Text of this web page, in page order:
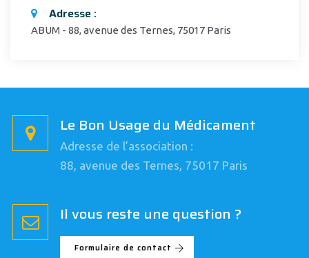
Adresse :
ABUM - 88, avenue des Ternes, 75017 Paris
Le Bon Usage du Médicament
Adresse de l’association :
88, avenue des Ternes, 75017 Paris
Il vous reste une question ?
Formulaire de contact